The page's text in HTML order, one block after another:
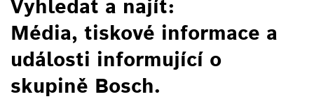
Vyhledat a najít:
Média, tiskové informace a
události informující o
skupině Bosch.